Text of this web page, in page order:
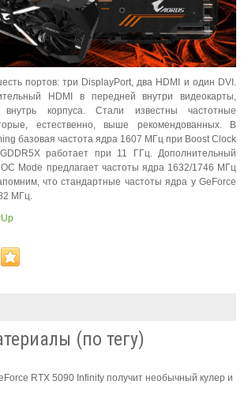
портов: три DisplayPort, два HDMI и один DVI.
HDMI в передней внутри видеокарты,
корпуса. Стали известны частотные
естественно, выше рекомендованных. В
базовая частота ядра 1607 МГц при Boost Clock
работает при 11 ГГц. Дополнительный
Mode предлагает частоты ядра 1632/1746 МГц
что стандартные частоты ядра у GeForce
МГц.
(по тегу)
RTX 5090 Infinity получит необычный кулер и